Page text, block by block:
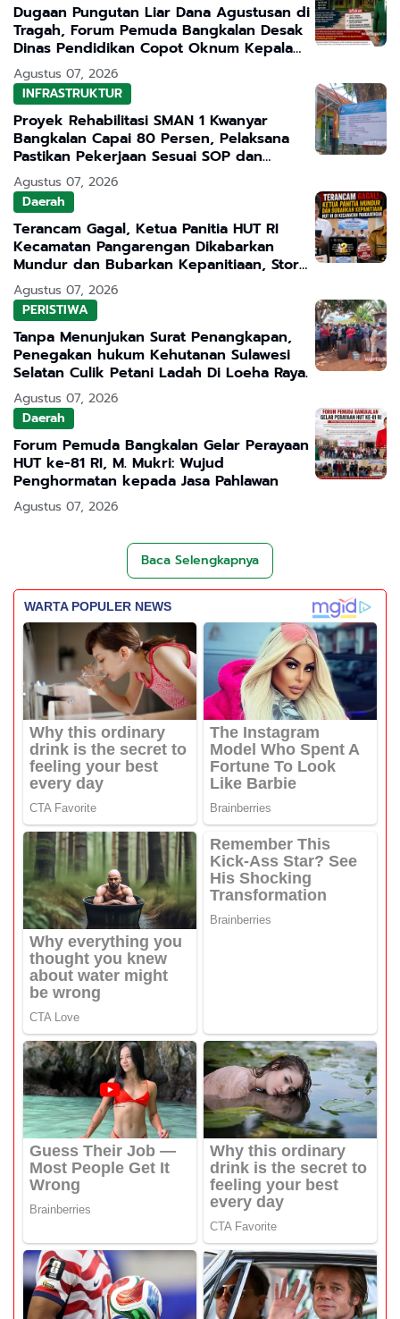
Dugaan Pungutan Liar Dana Agustusan di
Tragah, Forum Pemuda Bangkalan Desak
Dinas Pendidikan Copot Oknum Kepala
Sekolah
Agustus 07, 2026
INFRASTRUKTUR
Proyek Rehabilitasi SMAN 1 Kwanyar
Bangkalan Capai 80 Persen, Pelaksana
Pastikan Pekerjaan Sesuai SOP dan
Transparan
Agustus 07, 2026
Daerah
Terancam Gagal, Ketua Panitia HUT RI
Kecamatan Pangarengan Dikabarkan
Mundur dan Bubarkan Kepanitiaan, Story
WhatsApp ASN Jadi Sorotan
Agustus 07, 2026
PERISTIWA
Tanpa Menunjukan Surat Penangkapan,
Penegakan hukum Kehutanan Sulawesi
Selatan Culik Petani Ladah Di Loeha Raya.
Agustus 07, 2026
Daerah
Forum Pemuda Bangkalan Gelar Perayaan
HUT ke-81 RI, M. Mukri: Wujud
Penghormatan kepada Jasa Pahlawan
Agustus 07, 2026
Baca Selengkapnya